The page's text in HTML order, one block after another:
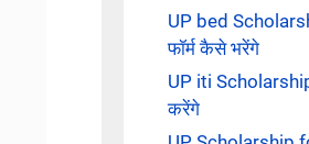
UP bed
फॉर्म कैसे भरेंगे
UP iti
करेंगे